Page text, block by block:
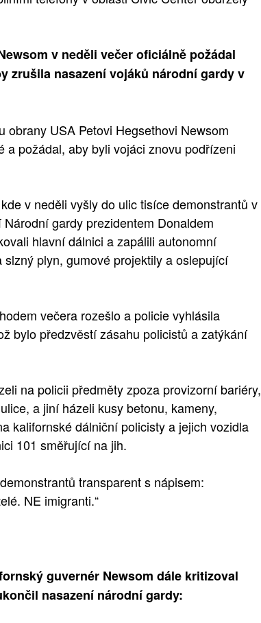
v neděli večer oficiálně požádal
zrušila nasazení vojáků národní gardy v
obrany USA Petovi Hegsethovi Newsom
a požádal, aby byli vojáci znovu podřízeni
v neděli vyšly do ulic tisíce demonstrantů v
gardy prezidentem Donaldem
hlavní dálnici a zapálili autonomní
plyn, gumové projektily a oslepující
večera rozešlo a policie vyhlásila
bylo předzvěstí zásahu policistů a zatýkání
na policii předměty zpoza provizorní bariéry,
a jiní házeli kusy betonu, kameny,
kalifornské dálniční policisty a jejich vozidla
101 směřující na jih.
transparent s nápisem:
NE imigranti.“
guvernér Newsom dále kritizoval
nasazení národní gardy: